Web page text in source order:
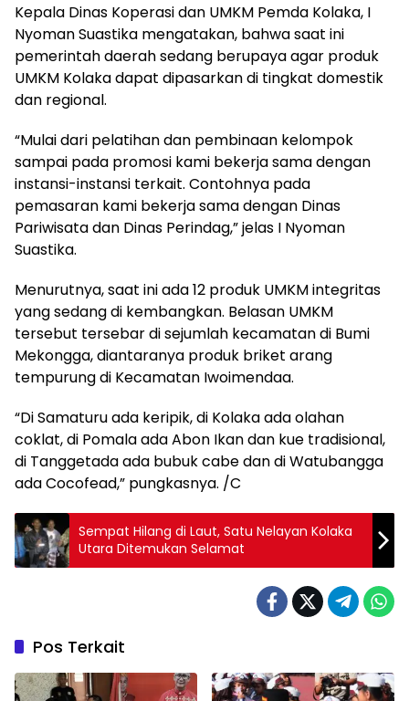
Kepala Dinas Koperasi dan UMKM Pemda Kolaka, I
Nyoman Suastika mengatakan, bahwa saat ini
pemerintah daerah sedang berupaya agar produk
UMKM Kolaka dapat dipasarkan di tingkat domestik
dan regional.
“Mulai dari pelatihan dan pembinaan kelompok
sampai pada promosi kami bekerja sama dengan
instansi-instansi terkait. Contohnya pada
pemasaran kami bekerja sama dengan Dinas
Pariwisata dan Dinas Perindag,” jelas I Nyoman
Suastika.
Menurutnya, saat ini ada 12 produk UMKM integritas
yang sedang di kembangkan. Belasan UMKM
tersebut tersebar di sejumlah kecamatan di Bumi
Mekongga, diantaranya produk briket arang
tempurung di Kecamatan Iwoimendaa.
“Di Samaturu ada keripik, di Kolaka ada olahan
coklat, di Pomala ada Abon Ikan dan kue tradisional,
di Tanggetada ada bubuk cabe dan di Watubangga
ada Cocofead,” pungkasnya. /C
Sempat Hilang di Laut, Satu Nelayan Kolaka
Utara Ditemukan Selamat
Pos Terkait